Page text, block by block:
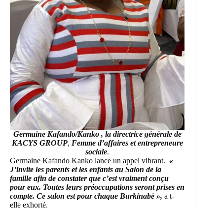
Germaine Kafando/Kanko , la directrice générale de
KACYS GROUP, Femme d’affaires et entrepreneure
sociale.
Germaine Kafando Kanko lance un appel vibrant. «
J’invite les parents et les enfants au Salon de la
famille afin de constater que c’est vraiment conçu
pour eux. Toutes leurs préoccupations seront prises en
compte. Ce salon est pour chaque Burkinabè », a t-
elle exhorté.